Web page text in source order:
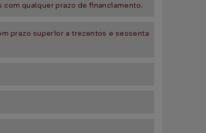
qualquer prazo de financiamento.
prazo superior a trezentos e sessenta